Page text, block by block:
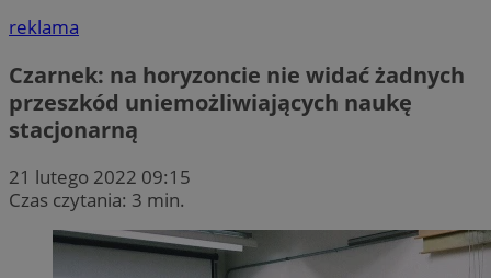
reklama
Czarnek: na horyzoncie nie widać żadnych
przeszkód uniemożliwiających naukę
stacjonarną
21 lutego 2022 09:15
Czas czytania: 3 min.